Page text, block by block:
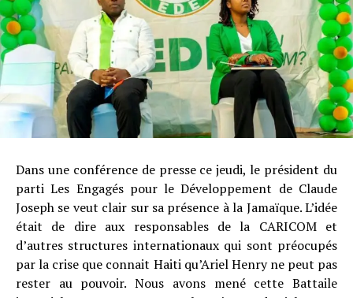
Dans une conférence de presse ce jeudi, le président du
parti Les Engagés pour le Développement de Claude
Joseph se veut clair sur sa présence à la Jamaïque. L’idée
était de dire aux responsables de la CARICOM et
d’autres structures internationaux qui sont préocupés
par la crise que connait Haiti qu’Ariel Henry ne peut pas
rester au pouvoir. Nous avons mené cette Battaile